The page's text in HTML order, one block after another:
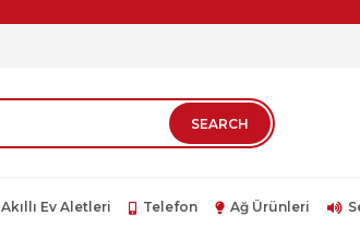
Akıllı Ev Aletleri Telefon Ağ Ürünleri